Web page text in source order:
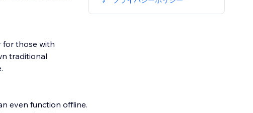
for those with
traditional
even function offline.